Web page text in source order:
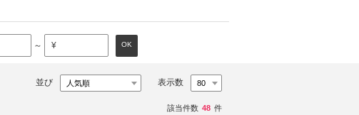
～ ¥ OK
並び 表示数
該当件数 48 件